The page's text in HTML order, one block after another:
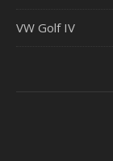
VW Golf IV